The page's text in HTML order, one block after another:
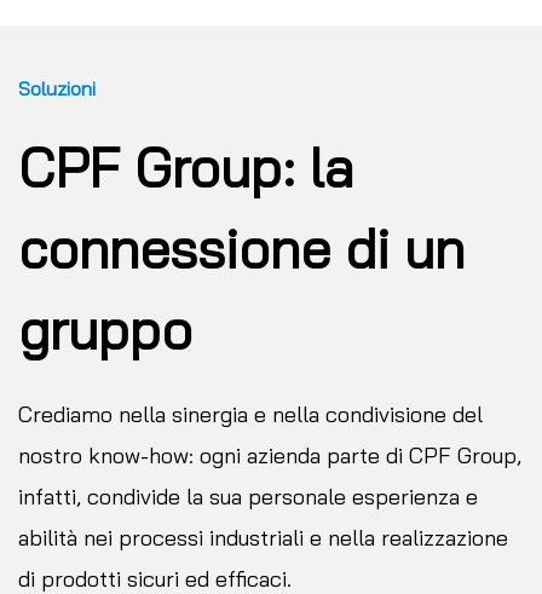
Soluzioni
CPF Group: la
connessione di un
gruppo
Crediamo nella sinergia e nella condivisione del
nostro know-how: ogni azienda parte di CPF Group,
infatti, condivide la sua personale esperienza e
abilità nei processi industriali e nella realizzazione
di prodotti sicuri ed efficaci.